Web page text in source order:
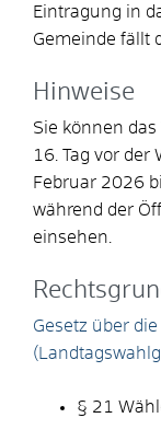
Eintragung in
Gemeinde fällt
Hinweise
Sie können
16. Tag vor der
Februar 2026
während der
einsehen.
Gesetz über
§ 21